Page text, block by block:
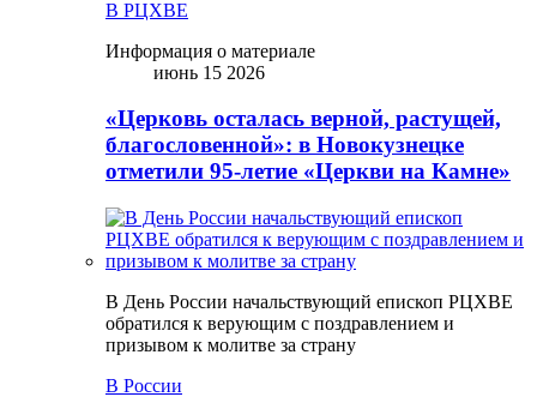
В РЦХВЕ
Информация о материале
июнь 15 2026
«Церковь осталась верной, растущей,
благословенной»: в Новокузнецке
отметили 95-летие «Церкви на Камне»
В День России начальствующий епископ РЦХВЕ
обратился к верующим с поздравлением и
призывом к молитве за страну
В России